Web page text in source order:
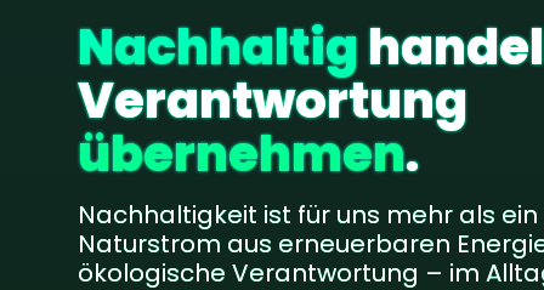
Content
Comparison Shopping
Social Media Marketing
Server-Side-Tracking
Newsletter-Marketing
Consulting
eCommerce Beratung
Nachhaltig
Verantwortung
übernehmen.
Nachhaltigkeit ist für uns mehr als
Naturstrom aus erneuerbaren
ökologische Verantwortung – im